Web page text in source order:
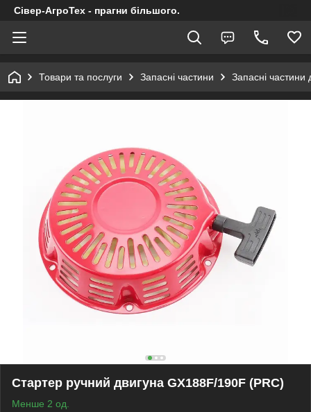
Сівер-АгроТех - прагни більшого.
Товари та послуги Запасні частини Запасні частини
Стартер ручний двигуна GX188F/190F (PRC)
Менше 2 од.